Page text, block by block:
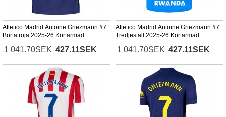
Atletico Madrid Antoine Griezmann #7
Bortatröja 2025-26 Kortärmad
1 041.70SEK 427.11SEK
Atletico Madrid Antoine Griezmann #7
Tredjeställ 2025-26 Kortärmad
1 041.70SEK 427.11SEK